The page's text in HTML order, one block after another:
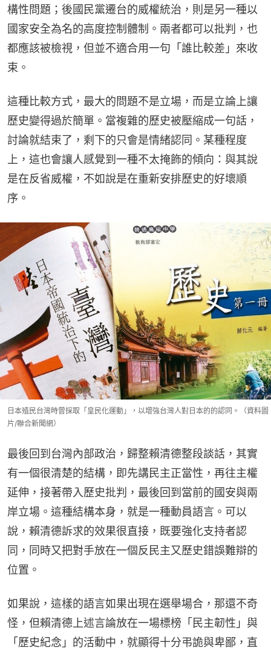
構性問題；後國民黨遷台的威權統治，則是另一種以
國家安全為名的高度控制體制。兩者都可以批判，也
都應該被檢視，但並不適合用一句「誰比較差」來收
束。
這種比較方式，最大的問題不是立場，而是立論上讓
歷史變得過於簡單。當複雜的歷史被壓縮成一句話，
討論就結束了，剩下的只會是情緒認同。某種程度
上，這也會讓人感覺到一種不太掩飾的傾向：與其說
是在反省威權，不如說是在重新安排歷史的好壞順
序。
日本殖民台灣時曾採取「皇民化運動」，以增強台灣人對日本的的認同。（資料圖
片/聯合新聞網）
最後回到台灣內部政治，歸整賴清德整段談話，其實
有一個很清楚的結構，即先講民主正當性，再往主權
延伸，接著帶入歷史批判，最後回到當前的國安與兩
岸立場。這種結構本身，就是一種動員語言。可以
說，賴清德訴求的效果很直接，既要強化支持者認
同，同時又把對手放在一個反民主又歷史錯誤難辯的
位置。
如果說，這樣的語言如果出現在選舉場合，那還不奇
怪，但賴清德上述言論放在一場標榜「民主韌性」與
「歷史紀念」的活動中，就顯得十分弔詭與卑鄙，直